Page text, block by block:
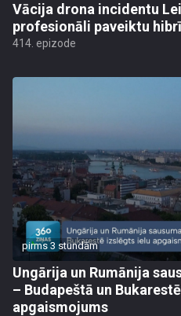
Vācija drona incidentu
profesionāli paveiktu
414. epizode
pirms 3 stundām
Ungārija un Rumānija
– Budapeštā un
apgaismojums